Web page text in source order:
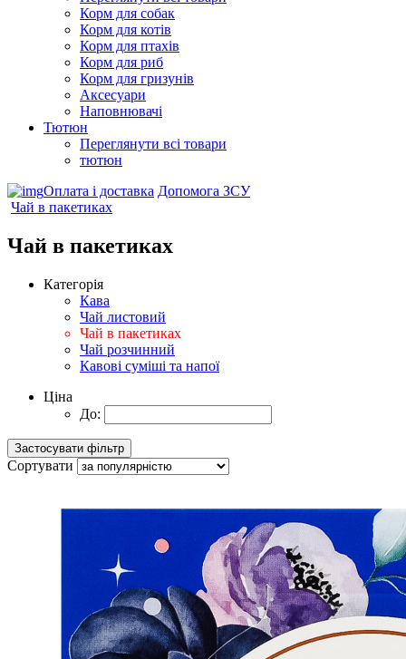
Корм для собак
Корм для котів
Корм для птахів
Корм для риб
Корм для гризунів
Аксесуари
Наповнювачі
Тютюн
Переглянути всі товари
тютюн
Оплата і доставка Допомога ЗСУ
Чай в пакетиках
Чай в пакетиках
Категорія
Кава
Чай листовий
Чай в пакетиках
Чай розчинний
Кавові суміші та напої
Ціна
До:
Сортувати